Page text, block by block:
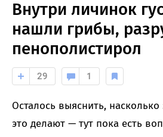
Внутри личинок
нашли грибы,
пенополистирол
29 1
Осталось выяснить,
это делают — тут пока есть